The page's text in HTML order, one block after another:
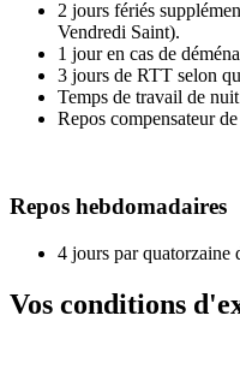
2 jours fériés
Vendredi Saint).
1 jour en cas de
3 jours de RTT selon
Temps de travail de
Repos compensateur
Repos hebdomadaires
4 jours par quatorzaine
Vos conditions